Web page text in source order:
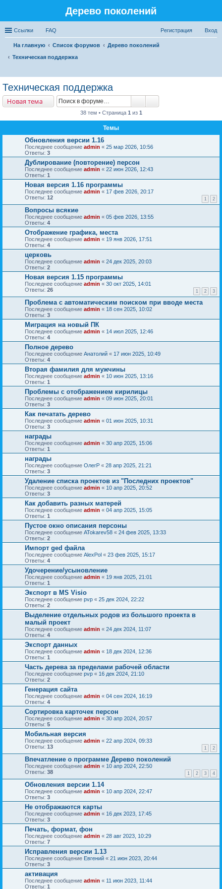
Дерево поколений
Ссылки FAQ Вход
Регистрация
На главную Список форумов
Дерево поколений
Техническая поддержка
Техническая поддержка
Новая тема
38 тем • Страница 1 из 1
Темы
Обновления версии 1.16
Последнее сообщение admin « 25 мар 2026, 10:56
Ответы: 3
Дублирование (повторение) персон
Последнее сообщение admin « 22 июн 2026, 12:43
Ответы: 1
Новая версия 1.16 программы
Последнее сообщение admin « 17 фев 2026, 20:17
Ответы: 12 1 2
Вопросы всякие
Последнее сообщение admin « 05 фев 2026, 13:55
Ответы: 4
Отображение графика, места
Последнее сообщение admin « 19 янв 2026, 17:51
Ответы: 4
церковь
Последнее сообщение admin « 24 дек 2025, 20:03
Ответы: 2
Новая версия 1.15 программы
Последнее сообщение admin « 30 окт 2025, 14:01
Ответы: 26 1 2 3
Проблема с автоматическим поиском при вводе места
Последнее сообщение admin « 18 сен 2025, 10:02
Ответы: 3
Миграция на новый ПК
Последнее сообщение admin « 14 июл 2025, 12:46
Ответы: 4
Полное дерево
Последнее сообщение Анатолий « 17 июн 2025, 10:49
Ответы: 4
Вторая фамилия для мужчины
Последнее сообщение admin « 10 июн 2025, 13:16
Ответы: 1
Проблемы с отображением кирилицы
Последнее сообщение admin « 09 июн 2025, 20:01
Ответы: 3
Как печатать дерево
Последнее сообщение admin « 01 июн 2025, 10:31
Ответы: 3
награды
Последнее сообщение admin « 30 апр 2025, 15:06
Ответы: 1
награды
Последнее сообщение ОлегР « 28 апр 2025, 21:21
Ответы: 3
Удаление списка проектов из "Последних проектов"
Последнее сообщение admin « 10 апр 2025, 20:52
Ответы: 3
Как добавить разных матерей
Последнее сообщение admin « 04 апр 2025, 15:05
Ответы: 1
Пустое окно описания персоны
Последнее сообщение ATokarev58 « 24 фев 2025, 13:33
Ответы: 2
Импорт ged файла
Последнее сообщение AlexPol « 23 фев 2025, 15:17
Ответы: 4
Удочерение/усыновление
Последнее сообщение admin « 19 янв 2025, 21:01
Ответы: 1
Экспорт в MS Visio
Последнее сообщение pvp « 25 дек 2024, 22:22
Ответы: 2
Выделение отдельных родов из большого проекта в
малый проект
Последнее сообщение admin « 24 дек 2024, 11:07
Ответы: 4
Экспорт данных
Последнее сообщение admin « 18 дек 2024, 12:36
Ответы: 1
Часть дерева за пределами рабочей области
Последнее сообщение pvp « 16 дек 2024, 21:10
Ответы: 2
Генерация сайта
Последнее сообщение admin « 04 сен 2024, 16:19
Ответы: 4
Сортировка карточек персон
Последнее сообщение admin « 30 апр 2024, 20:57
Ответы: 5
Мобильная версия
Последнее сообщение admin « 22 апр 2024, 09:33
Ответы: 13 1 2
Впечатление о программе Дерево поколений
Последнее сообщение admin « 10 апр 2024, 22:50
Ответы: 38 1 2 3 4
Обновления версии 1.14
Последнее сообщение admin « 10 апр 2024, 22:47
Ответы: 3
Не отображаются карты
Последнее сообщение admin « 16 дек 2023, 17:45
Ответы: 3
Печать, формат, фон
Последнее сообщение admin « 28 авг 2023, 10:29
Ответы: 7
Исправления версии 1.13
Последнее сообщение Евгений « 21 июн 2023, 20:44
Ответы: 3
активация
Последнее сообщение admin « 11 июн 2023, 11:44
Ответы: 1